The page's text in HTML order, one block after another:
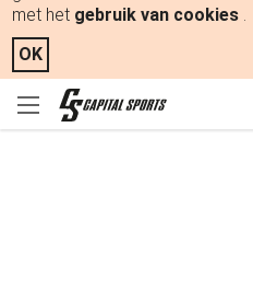
met het gebruik van cookies .
OK